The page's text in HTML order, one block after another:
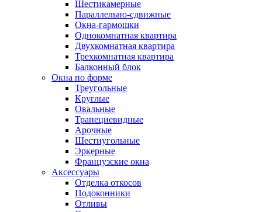
Шестикамерные
Параллельно-сдвижные
Окна-гармошки
Однокомнатная квартира
Двухкомнатная квартира
Трехкомнатная квартира
Балконный блок
Окна по форме
Треугольные
Круглые
Овальные
Трапециевидные
Арочные
Шестиугольные
Эркерные
Французские окна
Аксессуары
Отделка откосов
Подоконники
Отливы